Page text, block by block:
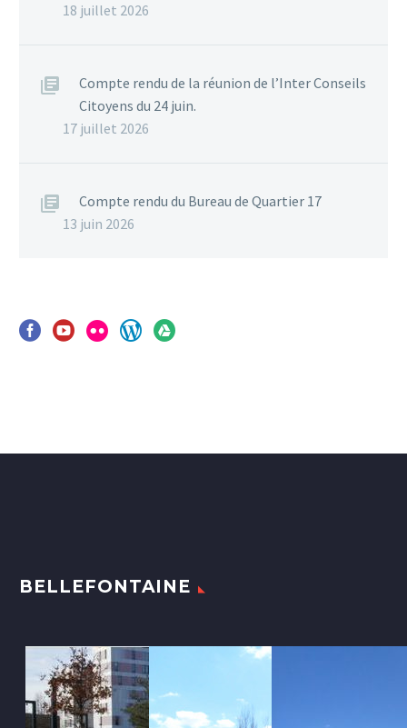
18 juillet 2026
Compte rendu de la réunion de l’Inter Conseils
Citoyens du 24 juin.
17 juillet 2026
Compte rendu du Bureau de Quartier 17
13 juin 2026
BELLEFONTAINE